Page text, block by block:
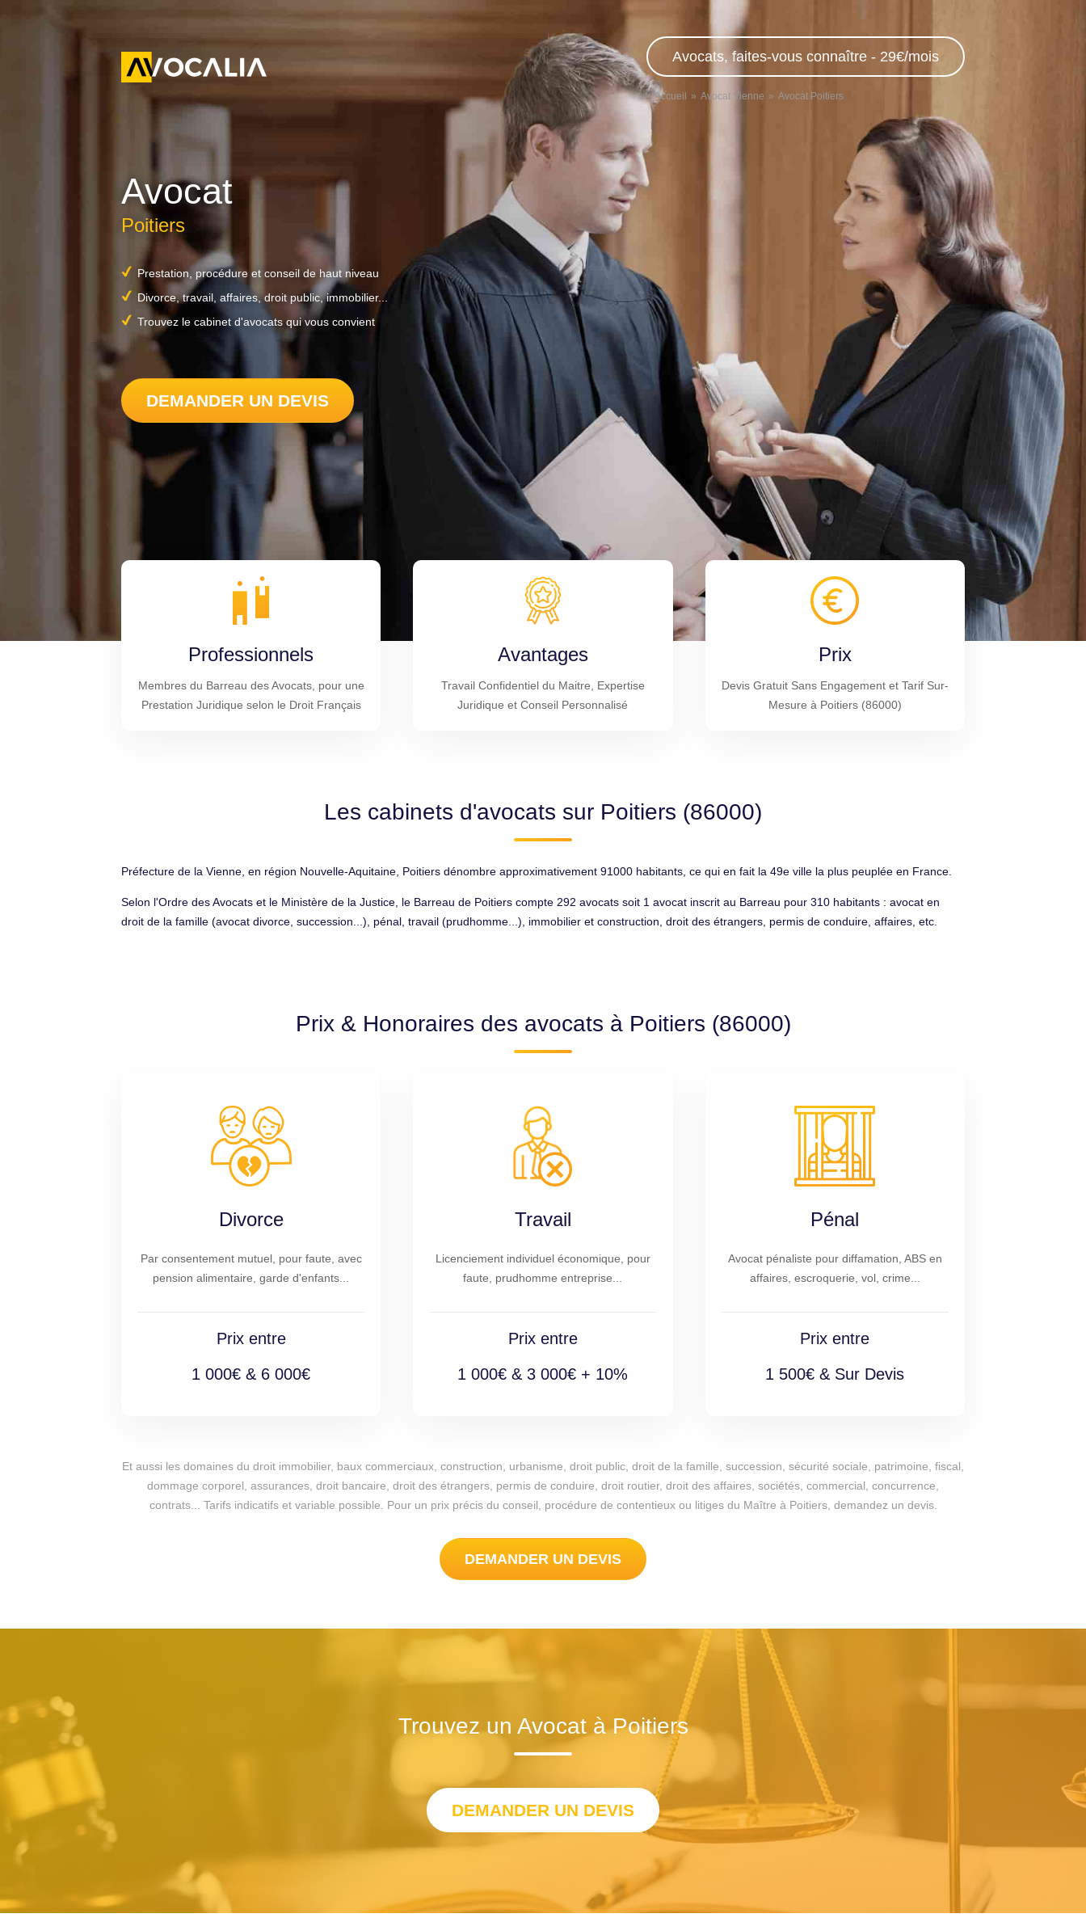
Avocats, faites-vous connaître - 29€/mois
Accueil Avocat Vienne Avocat Poitiers
Avocat
Poitiers
Prestation, procédure et conseil de haut niveau
Divorce, travail, affaires, droit public, immobilier...
Trouvez le cabinet d'avocats qui vous convient
DEMANDER UN DEVIS
Professionnels
Membres du Barreau des Avocats, pour une
Prestation Juridique selon le Droit Français
Avantages
Travail Confidentiel du Maitre, Expertise
Juridique et Conseil Personnalisé
Prix
Devis Gratuit Sans Engagement et Tarif Sur-
Mesure à Poitiers (86000)
Les cabinets d'avocats sur Poitiers (86000)
Préfecture de la Vienne, en région Nouvelle-Aquitaine, Poitiers dénombre approximativement 91000 habitants, ce qui en fait la 49e ville la plus peuplée en France.
Selon l'Ordre des Avocats et le Ministère de la Justice, le Barreau de Poitiers compte 292 avocats soit 1 avocat inscrit au Barreau pour 310 habitants : avocat en
droit de la famille (avocat divorce, succession...), pénal, travail (prudhomme...), immobilier et construction, droit des étrangers, permis de conduire, affaires, etc.
Prix & Honoraires des avocats à Poitiers (86000)
Divorce
Par consentement mutuel, pour faute, avec
pension alimentaire, garde d'enfants...
Prix entre
1 000€ & 6 000€
Travail
Licenciement individuel économique, pour
faute, prudhomme entreprise...
Prix entre
1 000€ & 3 000€ + 10%
Pénal
Avocat pénaliste pour diffamation, ABS en
affaires, escroquerie, vol, crime...
Prix entre
1 500€ & Sur Devis
Et aussi les domaines du droit immobilier, baux commerciaux, construction, urbanisme, droit public, droit de la famille, succession, sécurité sociale, patrimoine, fiscal,
dommage corporel, assurances, droit bancaire, droit des étrangers, permis de conduire, droit routier, droit des affaires, sociétés, commercial, concurrence,
contrats... Tarifs indicatifs et variable possible. Pour un prix précis du conseil, procédure de contentieux ou litiges du Maître à Poitiers, demandez un devis.
DEMANDER UN DEVIS
Trouvez un Avocat à Poitiers
DEMANDER UN DEVIS